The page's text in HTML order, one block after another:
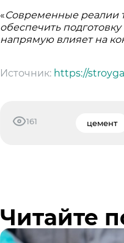
«Современные реалии
обеспечить
напрямую влияет на
Источник: https://
161 цемент
Читайте